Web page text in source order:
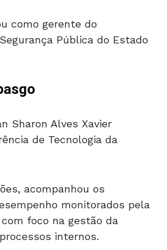
como gerente do
Pública do Estado
Sharon Alves Xavier
de Tecnologia da
acompanhou os
monitorados pela
com foco na gestão da
internos.